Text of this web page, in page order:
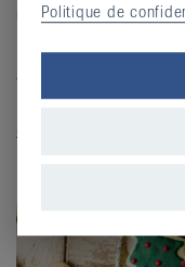
Février 2025
Nous démarrons
auxiliaire novateur
plus de sécurité
Politique de